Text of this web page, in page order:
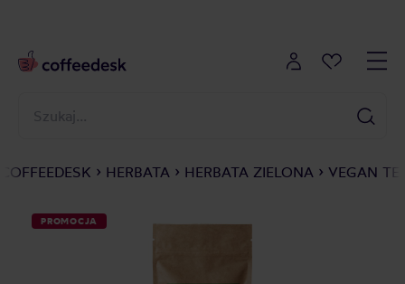
COFFEEDESK HERBATA HERBATA ZIELONA VEGAN
PROMOCJA